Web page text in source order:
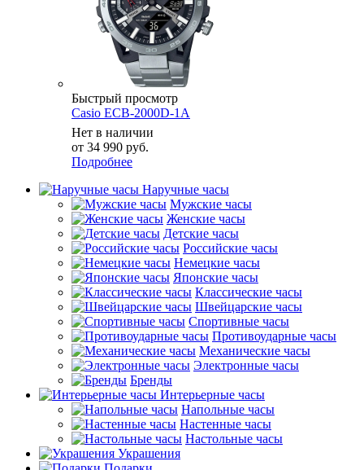
Быстрый просмотр
Casio ECB-2000D-1A
Нет в наличии
от 34 990 руб.
Подробнее
Наручные часы
Мужские часы
Женские часы
Детские часы
Российские часы
Немецкие часы
Японские часы
Классические часы
Швейцарские часы
Спортивные часы
Противоударные часы
Механические часы
Электронные часы
Бренды
Интерьерные часы
Напольные часы
Настенные часы
Настольные часы
Украшения